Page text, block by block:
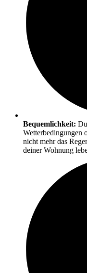
Bequemlichkeit:
Wetterbedingungen
nicht mehr das
deiner Wohnung